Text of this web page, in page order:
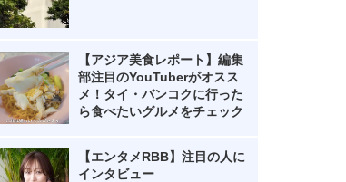
【アジア美食レポート】編集
部注目のYouTuberがオスス
メ！タイ・バンコクに行った
ら食べたいグルメをチェック
【エンタメRBB】注目の人に
インタビュー